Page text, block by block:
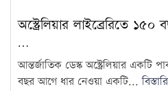
অস্ট্রেলিয়ার লাইব্রেরিতে
…
আন্তর্জাতিক ডেস্ক অস্ট্রেলিয়ার একটি
বছর আগে ধার নেওয়া একটি...